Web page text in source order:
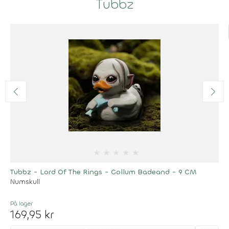
Tubbz
Tubbz - Lord Of The Rings - Gollum Badeand - 9 CM
Numskull
På lager
169,95 kr